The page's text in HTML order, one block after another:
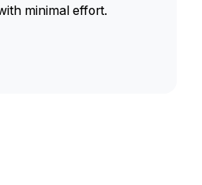
minimal effort.